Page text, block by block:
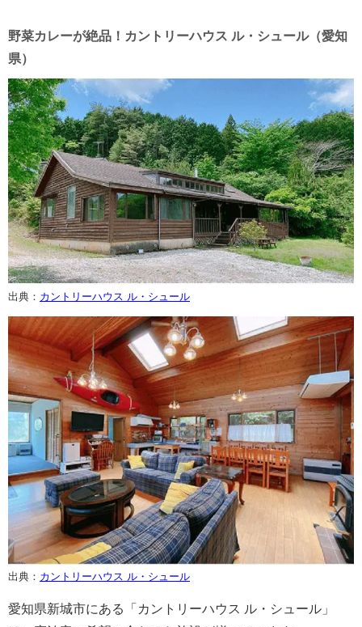
野菜カレーが絶品！カントリーハウス ル・シュール（愛知
県）
出典： カントリーハウス ル・シュール
出典： カントリーハウス ル・シュール
愛知県新城市にある「カントリーハウス ル・シュール」